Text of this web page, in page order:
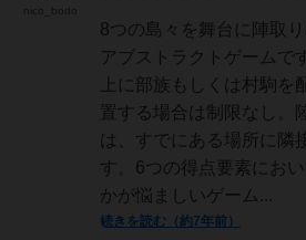
8つの島々を舞台に陣取
アブストラクトゲームで
上に部族もしくは村駒を
置する場合は制限なし。
は、すでにある場所に隣
す。6つの得点要素にお
かが悩ましいゲーム...
続きを読む（約7年前）